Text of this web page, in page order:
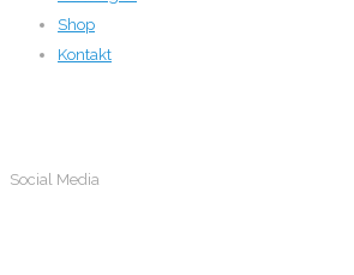
Shop
Kontakt
Social Media